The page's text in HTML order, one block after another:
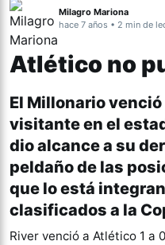
Milagro Mariona
hace 7 años • 2 min de
Atlético no
El Millonario venció
visitante en el
dio alcance a su
peldaño de las
que lo está
clasificados a la
River venció a Atlético 1 a